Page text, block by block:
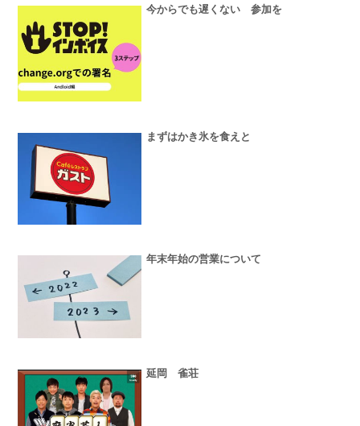
今からでも遅くない 参加を
まずはかき氷を食えと
年末年始の営業について
延岡 雀荘